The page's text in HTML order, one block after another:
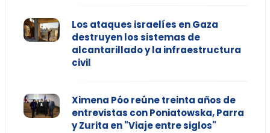
Los ataques israelíes en Gaza
destruyen los sistemas de
alcantarillado y la infraestructura
civil
Ximena Póo reúne treinta años de
entrevistas con Poniatowska, Parra
y Zurita en "Viaje entre siglos"